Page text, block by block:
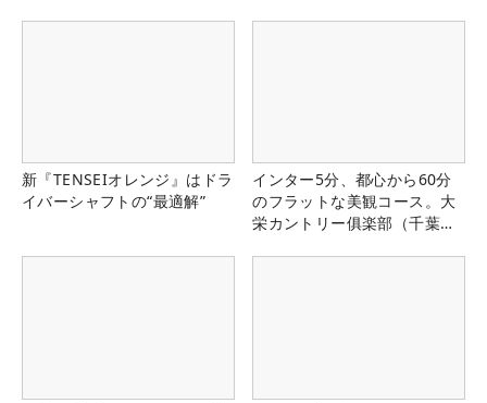
新『TENSEIオレンジ』はドラ
イバーシャフトの“最適解”
インター5分、都心から60分
のフラットな美観コース。大
栄カントリー俱楽部（千葉